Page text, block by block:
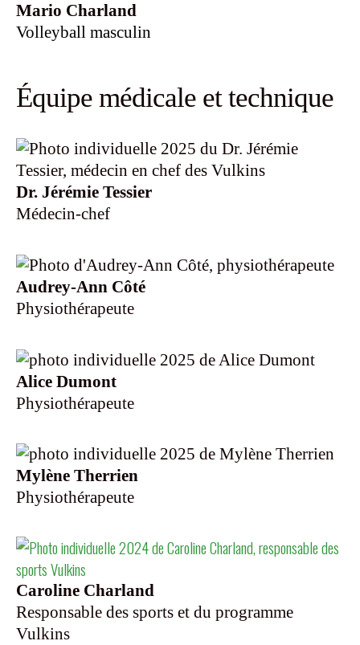
Mario Charland
Volleyball masculin
Équipe médicale et technique
Dr. Jérémie Tessier
Médecin-chef
Audrey-Ann Côté
Physiothérapeute
Alice Dumont
Physiothérapeute
Mylène Therrien
Physiothérapeute
Caroline Charland
Responsable des sports et du programme
Vulkins